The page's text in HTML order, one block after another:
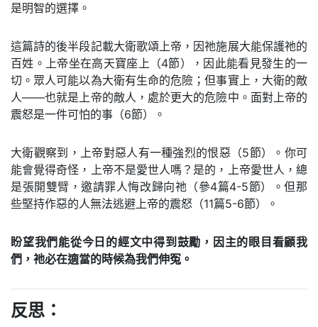
是明智的選擇。
這篇詩的後半段記載大衛歌頌上帝，因祂施展大能保護祂的
百姓。上帝坐在高天寶座上（4節），因此能看見發生的一
切。眾人可能以為大衛有生命的危險；但事實上，大衛的敵
人——也就是上帝的敵人，處於更大的危險中。面對上帝的
震怒是一件可怕的事（6節）。
大衛觀察到，上帝對惡人有一種強烈的恨惡（5節）。你可
能會覺得奇怪，上帝不是愛世人嗎？是的，上帝愛世人，總
是張開雙臂，邀請罪人悔改歸向祂（參4篇4-5節）。但那
些堅持作惡的人無法逃避上帝的震怒（11篇5-6節）。
盼望我們能從今日的經文中得到鼓勵，因主的眼目看顧我
們，祂必在適當的時候為我們伸冤。
反思：